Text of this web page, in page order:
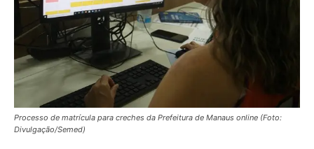
Processo de matrícula para creches da Prefeitura de Manaus online (Foto:
Divulgação/Semed)